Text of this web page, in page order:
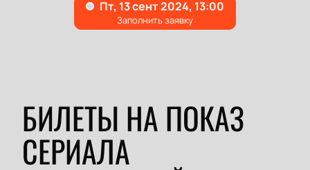
БИЛЕТЫ НА ПОКАЗ
СЕРИАЛА